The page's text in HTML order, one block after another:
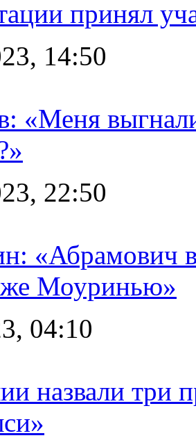
принял
14:50
«Меня
22:50
«Абрамович в
Моуринью»
04:10
назвали три